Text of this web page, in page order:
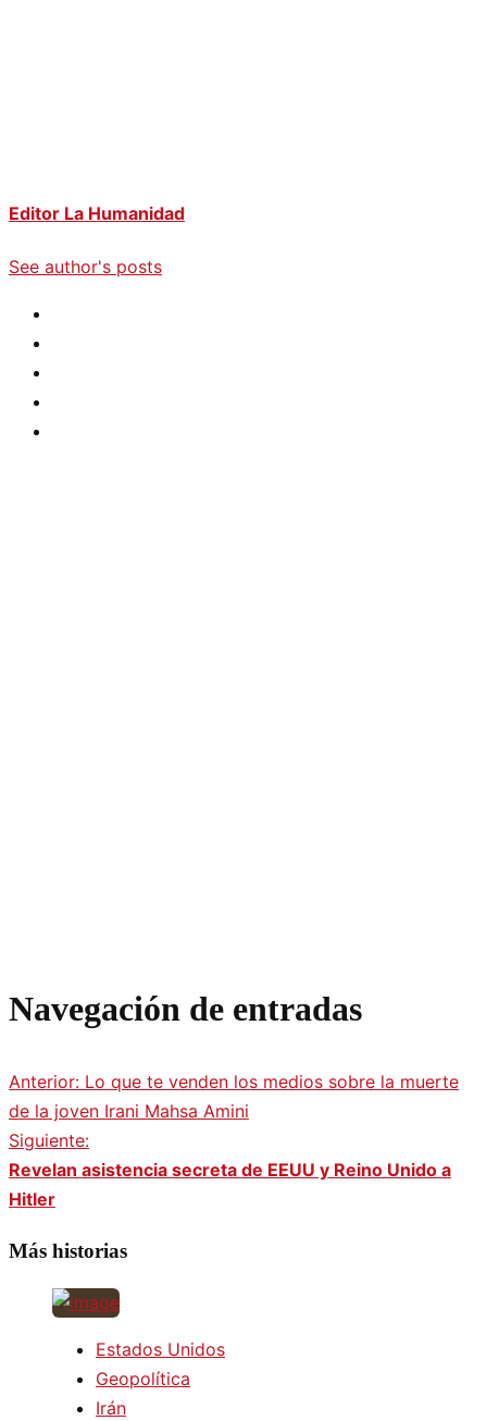
Editor La Humanidad
See author's posts
Navegación de entradas
Anterior: Lo que te venden los medios sobre la muerte
de la joven Irani Mahsa Amini
Siguiente:
Revelan asistencia secreta de EEUU y Reino Unido a
Hitler
Más historias
Estados Unidos
Geopolítica
Irán